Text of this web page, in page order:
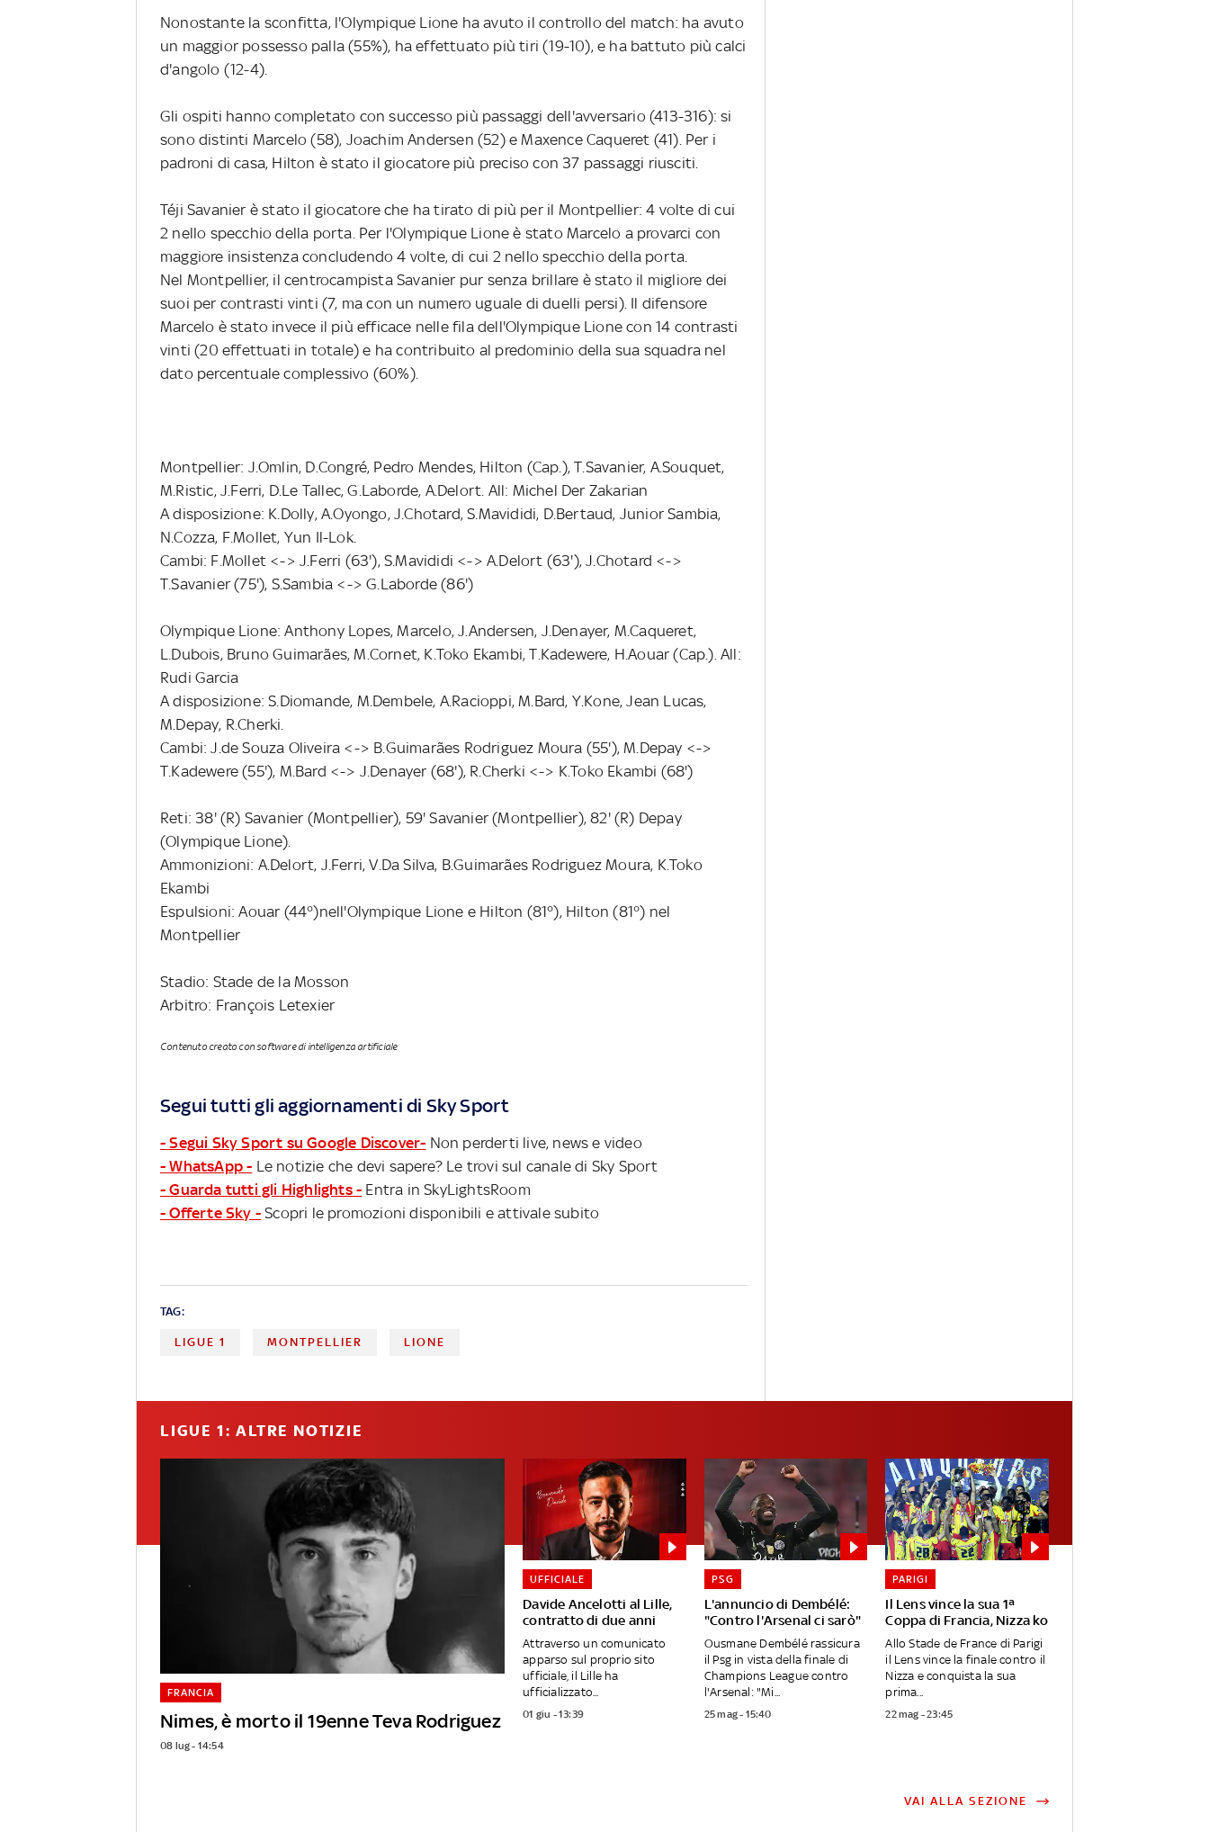
Nonostante la sconfitta, l'Olympique Lione ha avuto il controllo del match: ha avuto
un maggior possesso palla (55%), ha effettuato più tiri (19-10), e ha battuto più calci
d'angolo (12-4).
Gli ospiti hanno completato con successo più passaggi dell'avversario (413-316): si
sono distinti Marcelo (58), Joachim Andersen (52) e Maxence Caqueret (41). Per i
padroni di casa, Hilton è stato il giocatore più preciso con 37 passaggi riusciti.
Téji Savanier è stato il giocatore che ha tirato di più per il Montpellier: 4 volte di cui
2 nello specchio della porta. Per l'Olympique Lione è stato Marcelo a provarci con
maggiore insistenza concludendo 4 volte, di cui 2 nello specchio della porta.
Nel Montpellier, il centrocampista Savanier pur senza brillare è stato il migliore dei
suoi per contrasti vinti (7, ma con un numero uguale di duelli persi). Il difensore
Marcelo è stato invece il più efficace nelle fila dell'Olympique Lione con 14 contrasti
vinti (20 effettuati in totale) e ha contribuito al predominio della sua squadra nel
dato percentuale complessivo (60%).
Montpellier: J.Omlin, D.Congré, Pedro Mendes, Hilton (Cap.), T.Savanier, A.Souquet,
M.Ristic, J.Ferri, D.Le Tallec, G.Laborde, A.Delort. All: Michel Der Zakarian
A disposizione: K.Dolly, A.Oyongo, J.Chotard, S.Mavididi, D.Bertaud, Junior Sambia,
N.Cozza, F.Mollet, Yun Il-Lok.
Cambi: F.Mollet <-> J.Ferri (63'), S.Mavididi <-> A.Delort (63'), J.Chotard <->
T.Savanier (75'), S.Sambia <-> G.Laborde (86')
Olympique Lione: Anthony Lopes, Marcelo, J.Andersen, J.Denayer, M.Caqueret,
L.Dubois, Bruno Guimarães, M.Cornet, K.Toko Ekambi, T.Kadewere, H.Aouar (Cap.). All:
Rudi Garcia
A disposizione: S.Diomande, M.Dembele, A.Racioppi, M.Bard, Y.Kone, Jean Lucas,
M.Depay, R.Cherki.
Cambi: J.de Souza Oliveira <-> B.Guimarães Rodriguez Moura (55'), M.Depay <->
T.Kadewere (55'), M.Bard <-> J.Denayer (68'), R.Cherki <-> K.Toko Ekambi (68')
Reti: 38' (R) Savanier (Montpellier), 59' Savanier (Montpellier), 82' (R) Depay
(Olympique Lione).
Ammonizioni: A.Delort, J.Ferri, V.Da Silva, B.Guimarães Rodriguez Moura, K.Toko
Ekambi
Espulsioni: Aouar (44°)nell'Olympique Lione e Hilton (81°), Hilton (81°) nel
Montpellier
Stadio: Stade de la Mosson
Arbitro: François Letexier
Contenuto creato con software di intelligenza artificiale
Segui tutti gli aggiornamenti di Sky Sport
- Segui Sky Sport su Google Discover- Non perderti live, news e video
- WhatsApp - Le notizie che devi sapere? Le trovi sul canale di Sky Sport
- Guarda tutti gli Highlights - Entra in SkyLightsRoom
- Offerte Sky - Scopri le promozioni disponibili e attivale subito
TAG:
LIGUE 1 MONTPELLIER LIONE
LIGUE 1: ALTRE NOTIZIE
Nimes, è morto il 19enne Teva Rodriguez
FRANCIA
08 lug - 14:54
Davide Ancelotti al Lille,
contratto di due anni
UFFICIALE
Attraverso un comunicato
apparso sul proprio sito
ufficiale, il Lille ha
ufficializzato...
01 giu - 13:39
L'annuncio di Dembélé:
"Contro l'Arsenal ci sarò"
PSG
Ousmane Dembélé rassicura
il Psg in vista della finale di
Champions League contro
l'Arsenal: "Mi...
25 mag - 15:40
Il Lens vince la sua 1ª
Coppa di Francia, Nizza ko
PARIGI
Allo Stade de France di Parigi
il Lens vince la finale contro il
Nizza e conquista la sua
prima...
22 mag - 23:45
VAI ALLA SEZIONE